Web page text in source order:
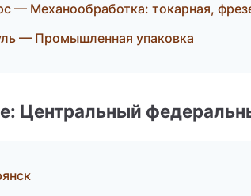
— Механообработка: токарная,
— Промышленная упаковка
Центральный